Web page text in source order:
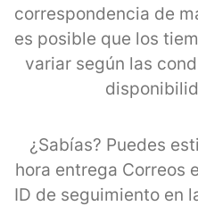
correspondencia de
es posible que los
variar según las
¿Sabías? Puedes
hora entrega Correos
ID de seguimiento en